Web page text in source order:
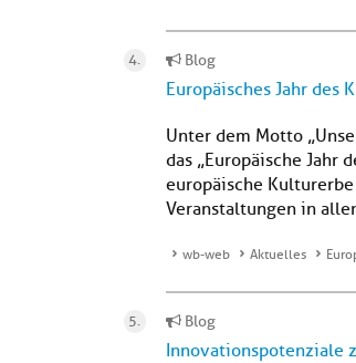
Blog
Europäisches Jahr des
Unter dem Motto
das „Europäische Jahr
europäische
Veranstaltungen in
wb-web Aktuelles
Blog
Innovationspotenziale